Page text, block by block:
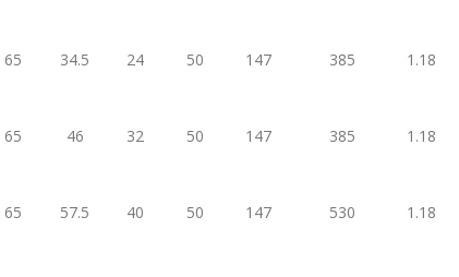
65 34.5 24 50 147 385 1.18
65 46 32 50 147 385 1.18
65 57.5 40 50 147 530 1.18